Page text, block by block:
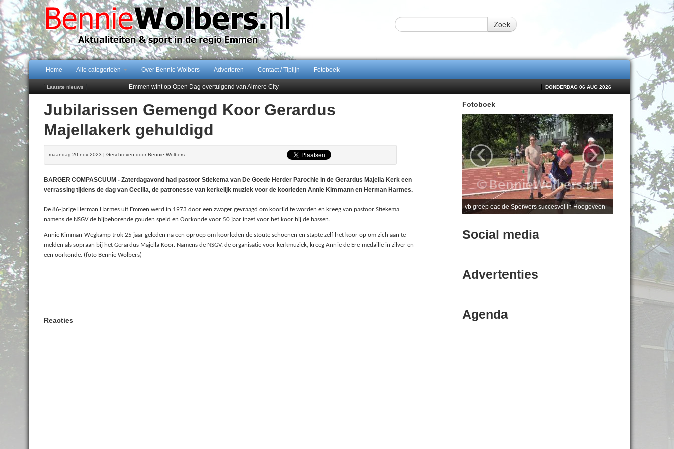
Zoek
Home Alle categorieën Over Bennie Wolbers Adverteren Contact / Tiplijn Fotoboek
Laatste nieuws
Emmen wint op Open Dag overtuigend van Almere City
Jubileumfeest 35 jaar De Amer
Hunzeloopwandeltocht keert op 19 september 2026 terug naar Zuidlaren
102 kaarsen voor eeuwling Mieke Sijbom-Maatje
DONDERDAG 06 AUG 2026
Jubilarissen Gemengd Koor Gerardus
Majellakerk gehuldigd
maandag 20 nov 2023 | Geschreven door Bennie Wolbers
BARGER COMPASCUUM - Zaterdagavond had pastoor Stiekema van De Goede Herder Parochie in de Gerardus Majella Kerk een
verrassing tijdens de dag van Cecilia, de patronesse van kerkelijk muziek voor de koorleden Annie Kimmann en Herman Harmes.
De 86-jarige Herman Harmes uit Emmen werd in 1973 door een zwager gevraagd om koorlid te worden en kreeg van pastoor Stiekema
namens de NSGV de bijbehorende gouden speld en Oorkonde voor 50 jaar inzet voor het koor bij de bassen.
Annie Kimman-Wegkamp trok 25 jaar geleden na een oproep om koorleden de stoute schoenen en stapte zelf het koor op om zich aan te
melden als sopraan bij het Gerardus Majella Koor. Namens de NSGV, de organisatie voor kerkmuziek, kreeg Annie de Ere-medaille in zilver en
een oorkonde. (foto Bennie Wolbers)
Reacties
Fotoboek
vb groep eac de Sperwers succesvol in Hoogeveen
‹ ›
Social media
Advertenties
Agenda